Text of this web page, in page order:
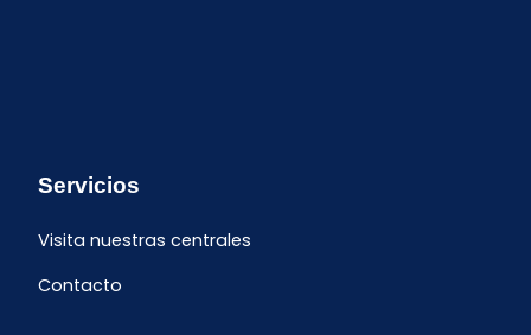
Servicios
Visita nuestras centrales
Contacto